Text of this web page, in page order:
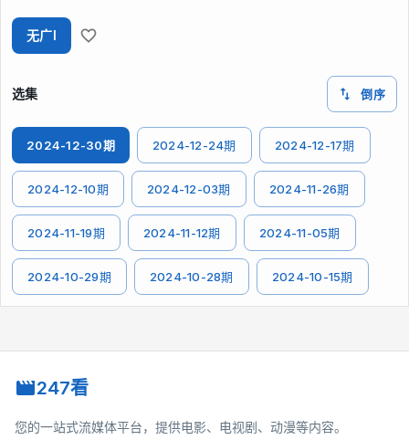
无广I
选集 倒序
2024-12-30期 2024-12-24期 2024-12-17期
2024-12-10期 2024-12-03期 2024-11-26期
2024-11-19期 2024-11-12期 2024-11-05期
2024-10-29期 2024-10-28期 2024-10-15期
247看
您的一站式流媒体平台，提供电影、电视剧、动漫等内容。